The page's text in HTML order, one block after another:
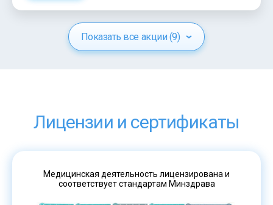
Показать все акции (9)
Лицензии и сертификаты
Медицинская деятельность лицензирована и
соответствует стандартам Минздрава